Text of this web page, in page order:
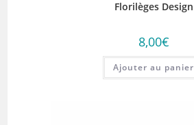
Florilèges Design
8,00€
Ajouter au panier